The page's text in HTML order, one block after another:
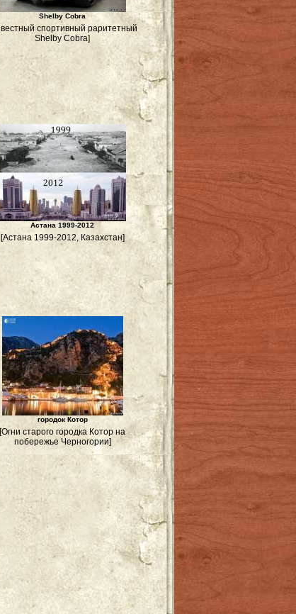
Shelby Cobra
спортивный раритетный
Shelby Cobra]
Астана 1999-2012
[Астана 1999-2012, Казахстан]
городок Котор
[Огни старого городка Котор на
побережье Черногории]